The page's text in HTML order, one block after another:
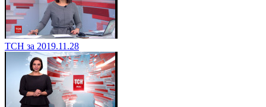
ТСН за 2019.11.28